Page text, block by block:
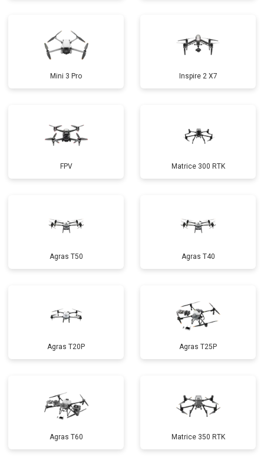
Mini 3 Pro Inspire 2 X7
FPV Matrice 300 RTK
Agras T50 Agras T40
Agras T20P Agras T25P
Agras T60 Matrice 350 RTK